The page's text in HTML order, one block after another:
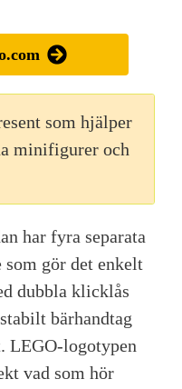
som hjälper
minifigurer och
har fyra separata
som gör det enkelt
dubbla klicklås
bärhandtag
LEGO-logotypen
vad som hör